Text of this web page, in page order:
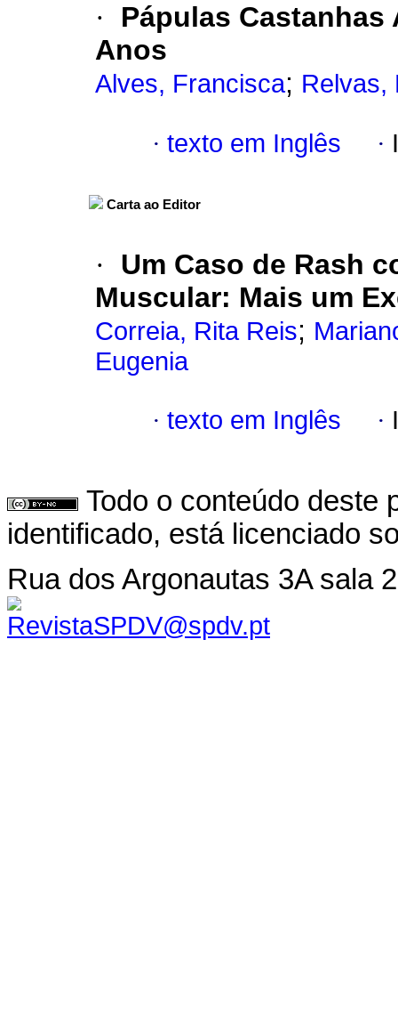
·
Pápulas
Anos
Alves, Francisca; Relvas,
· texto em Inglês ·
Carta ao Editor
·
Um Caso de Rash
Muscular: Mais um
Correia, Rita Reis;
Eugenia
· texto em Inglês ·
Todo o conteúdo deste
identificado, está licenciado
Rua dos Argonautas 3A sala
RevistaSPDV@spdv.pt